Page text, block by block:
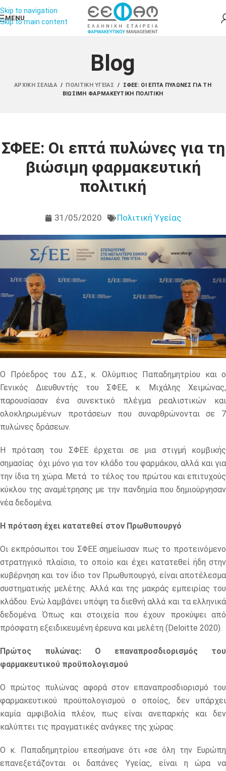
Skip to navigation
Skip to main content
MENU
Blog
ΑΡΧΙΚΉ ΣΕΛΊΔΑ / ΠΟΛΙΤΙΚΉ ΥΓΕΊΑΣ /
ΣΦΕΕ: ΟΙ ΕΠΤΆ ΠΥΛΏΝΕΣ ΓΙΑ ΤΗ
ΒΙΏΣΙΜΗ ΦΑΡΜΑΚΕΥΤΙΚΉ ΠΟΛΙΤΙΚΉ
ΣΦΕΕ: Οι επτά πυλώνες για τη
βιώσιμη φαρμακευτική
πολιτική
31/05/2020 Πολιτική Υγείας
Ο Πρόεδρος του Δ.Σ., κ. Ολύμπιος Παπαδημητρίου και ο
Γενικός Διευθυντής του ΣΦΕΕ, κ. Μιχάλης Χειμώνας,
παρουσίασαν ένα συνεκτικό πλέγμα ρεαλιστικών και
ολοκληρωμένων προτάσεων που συναρθρώνονται σε 7
πυλώνες δράσεων.
Η πρόταση του ΣΦΕΕ έρχεται σε μια στιγμή κομβικής
σημασίας όχι μόνο για τον κλάδο του φαρμάκου, αλλά και για
την ίδια τη χώρα. Μετά το τέλος του πρώτου και επιτυχούς
κύκλου της αναμέτρησης με την πανδημία που δημιούργησαν
νέα δεδομένα.
Η πρόταση έχει κατατεθεί στον Πρωθυπουργό
Οι εκπρόσωποι του ΣΦΕΕ σημείωσαν πως το προτεινόμενο
στρατηγικό πλαίσιο, το οποίο και έχει κατατεθεί ήδη στην
κυβέρνηση και τον ίδιο τον Πρωθυπουργό, είναι αποτέλεσμα
συστηματικής μελέτης. Αλλά και της μακράς εμπειρίας του
κλάδου. Ενώ λαμβάνει υπόψη τα διεθνή αλλά και τα ελληνικά
δεδομένα. Όπως και στοιχεία που έχουν προκύψει από
πρόσφατη εξειδικευμένη έρευνα και μελέτη (Deloitte 2020).
Πρώτος πυλώνας: Ο επαναπροσδιορισμός του
φαρμακευτικού προϋπολογισμού
Ο πρώτος πυλώνας αφορά στον επαναπροσδιορισμό του
φαρμακευτικού προϋπολογισμού ο οποίος, δεν υπάρχει
καμία αμφιβολία πλέον, πως είναι ανεπαρκής και δεν
καλύπτει τις πραγματικές ανάγκες της χώρας.
Ο κ. Παπαδημητρίου επεσήμανε ότι «σε όλη την Ευρώπη
επανεξετάζονται οι δαπάνες Υγείας, είναι η ώρα να